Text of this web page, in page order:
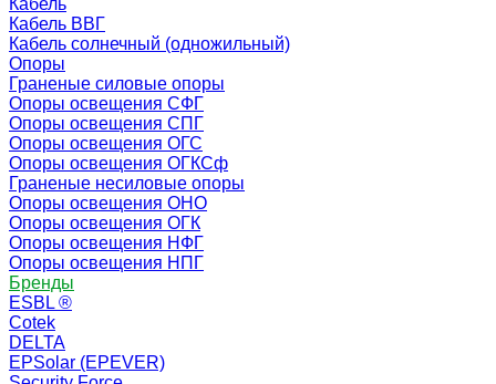
Кабель
Кабель ВВГ
Кабель солнечный (одножильный)
Опоры
Граненые силовые опоры
Опоры освещения СФГ
Опоры освещения СПГ
Опоры освещения ОГС
Опоры освещения ОГКСф
Граненые несиловые опоры
Опоры освещения ОНО
Опоры освещения ОГК
Опоры освещения НФГ
Опоры освещения НПГ
Бренды
ESBL ®
Cotek
DELTA
EPSolar (EPEVER)